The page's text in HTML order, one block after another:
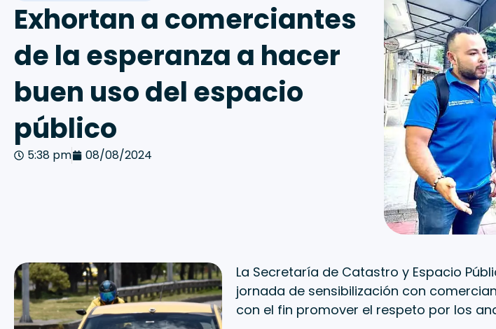
Exhortan a comerciantes
de la esperanza a hacer
buen uso del espacio
público
5:38 pm 08/08/2024
La Secretaría de Catastro y Espacio
jornada de sensibilización con
con el fin promover el respeto por los